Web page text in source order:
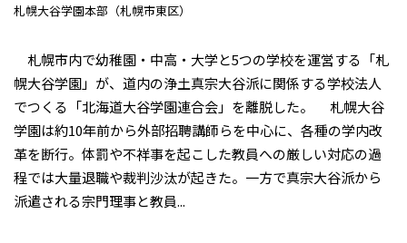
札幌大谷学園本部（札幌市東区）
札幌市内で幼稚園・中高・大学と5つの学校を運営する「札
幌大谷学園」が、道内の浄土真宗大谷派に関係する学校法人
でつくる「北海道大谷学園連合会」を離脱した。 札幌大谷
学園は約10年前から外部招聘講師らを中心に、各種の学内改
革を断行。体罰や不祥事を起こした教員への厳しい対応の過
程では大量退職や裁判沙汰が起きた。一方で真宗大谷派から
派遣される宗門理事と教員...